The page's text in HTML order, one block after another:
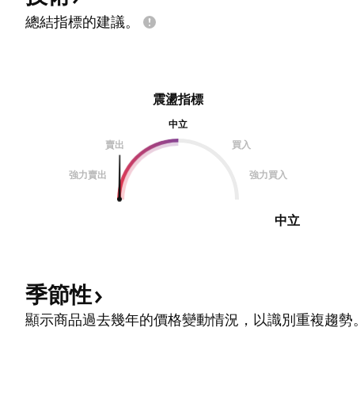
總結指標的建議。
震盪指標
中立
賣出
買入
強力賣出 強力買入
中立
季節性
顯示商品過去幾年的價格變動情況，以識別重複趨勢。